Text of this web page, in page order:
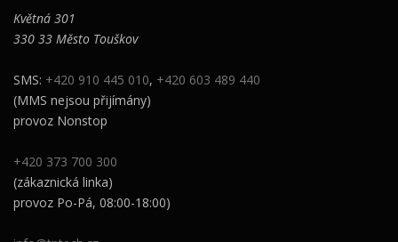
Květná 301
330 33 Město Touškov
SMS: +420 910 445 010, +420 603 489 440
(MMS nejsou přijímány)
provoz Nonstop
+420 373 700 300
(zákaznická linka)
provoz Po-Pá, 08:00-18:00)